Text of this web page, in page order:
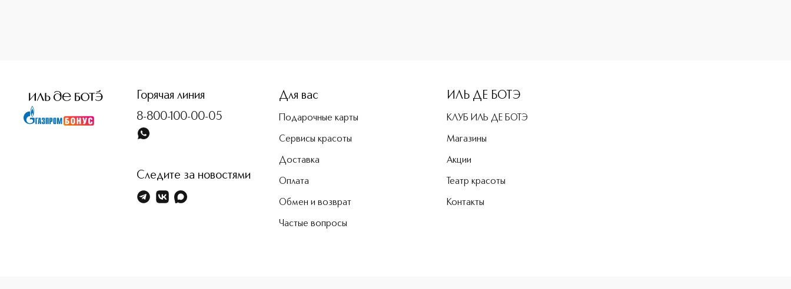
Горячая линия
8-800-100-00-05
Следите за новостями
Для вас
Подарочные карты
Сервисы красоты
Доставка
Оплата
Обмен и возврат
Частые вопросы
ИЛЬ ДЕ БОТЭ
КЛУБ ИЛЬ ДЕ БОТЭ
Магазины
Акции
Театр красоты
Контакты